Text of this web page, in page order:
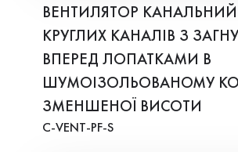
ВЕНТИЛЯТОР КАНАЛЬНИЙ
КРУГЛИХ КАНАЛІВ З
ВПЕРЕД ЛОПАТКАМИ В
ШУМОІЗОЛЬОВАНОМУ
ЗМЕНШЕНОЇ ВИСОТИ
C-VENT-PF-S